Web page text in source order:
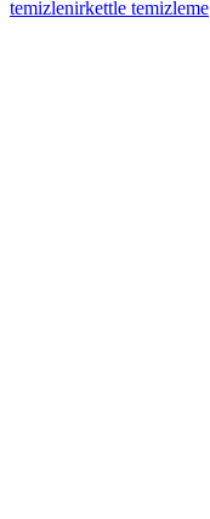
temizlenirkettle temizleme